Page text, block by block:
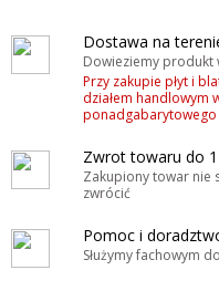
Dostawa na
Dowieziemy
Przy zakupie płyt i
działem handlowym
ponadgabarytowego
Zwrot towaru do
Zakupiony towar nie
zwrócić
Pomoc i
Służymy fachowym